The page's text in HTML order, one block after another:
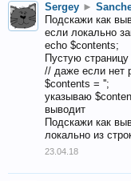
Sergey ►
Подскажи как
если локально
echo $contents;
Пустую
// даже если нет
$contents = '';
указываю
выводит
Подскажи как
локально из
23.04.18